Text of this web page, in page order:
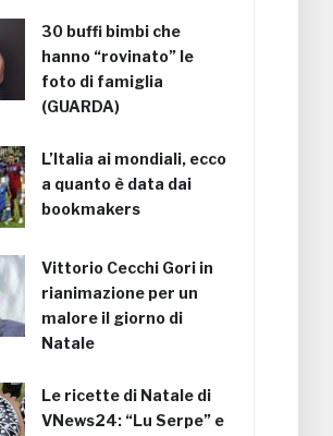
30 buffi bimbi che
hanno “rovinato” le
foto di famiglia
(GUARDA)
L’Italia ai mondiali, ecco
a quanto è data dai
bookmakers
Vittorio Cecchi Gori in
rianimazione per un
malore il giorno di
Natale
Le ricette di Natale di
VNews24: “Lu Serpe” e